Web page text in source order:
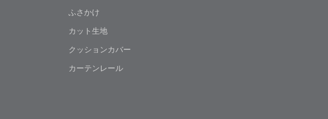
ふさかけ
カット生地
クッションカバー
カーテンレール